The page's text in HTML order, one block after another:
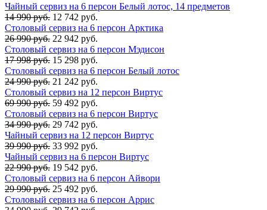
Чайный сервиз на 6 персон Белый лотос, 14 предметов
14 990 руб. 12 742 руб.
Столовый сервиз на 6 персон Арктика
26 990 руб. 22 942 руб.
Столовый сервиз на 6 персон Мэдисон
17 998 руб. 15 298 руб.
Столовый сервиз на 6 персон Белый лотос
24 990 руб. 21 242 руб.
Столовый сервиз на 12 персон Виртус
69 990 руб. 59 492 руб.
Столовый сервиз на 6 персон Виртус
34 990 руб. 29 742 руб.
Чайный сервиз на 12 персон Виртус
39 990 руб. 33 992 руб.
Чайный сервиз на 6 персон Виртус
22 990 руб. 19 542 руб.
Столовый сервиз на 6 персон Айвори
29 990 руб. 25 492 руб.
Столовый сервиз на 6 персон Аррис